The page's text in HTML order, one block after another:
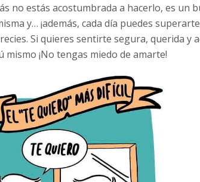
no estás acostumbrada a hacerlo, es un
y… ¡además, cada día puedes
Si quieres sentirte segura, querida y
¡No tengas miedo de amarte!